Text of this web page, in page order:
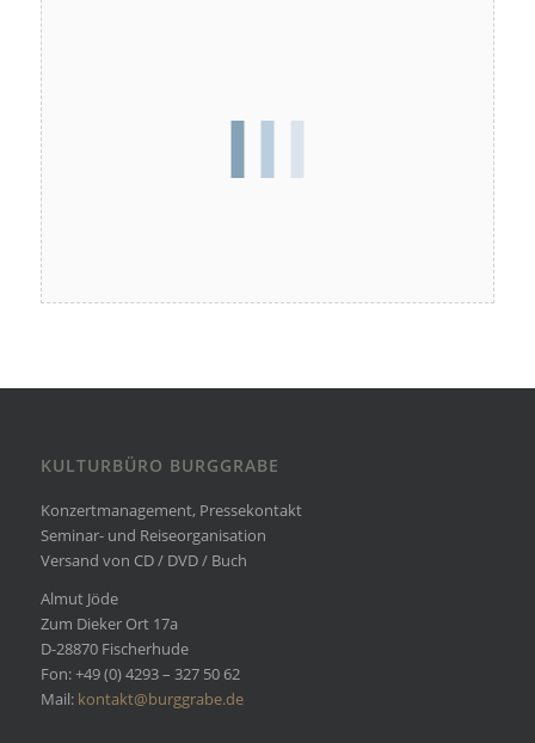
KULTURBÜRO BURGGRABE
Konzertmanagement, Pressekontakt
Seminar- und Reiseorganisation
Versand von CD / DVD / Buch
Almut Jöde
Zum Dieker Ort 17a
D-28870 Fischerhude
Fon: +49 (0) 4293 – 327 50 62
Mail: kontakt@burggrabe.de